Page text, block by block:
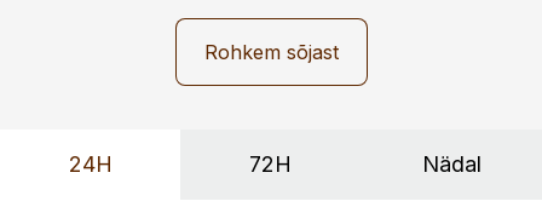
Rohkem sõjast
24H 72H Nädal